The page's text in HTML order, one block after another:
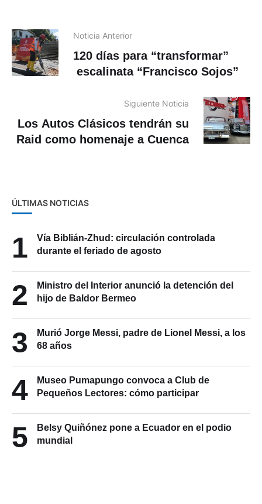
Noticia Anterior
120 días para “transformar”
escalinata “Francisco Sojos”
Siguiente Noticia
Los Autos Clásicos tendrán su
Raid como homenaje a Cuenca
ÚLTIMAS NOTICIAS
1
Vía Biblián-Zhud: circulación controlada
durante el feriado de agosto
2
Ministro del Interior anunció la detención del
hijo de Baldor Bermeo
3
Murió Jorge Messi, padre de Lionel Messi, a los
68 años
4
Museo Pumapungo convoca a Club de
Pequeños Lectores: cómo participar
5
Belsy Quiñónez pone a Ecuador en el podio
mundial